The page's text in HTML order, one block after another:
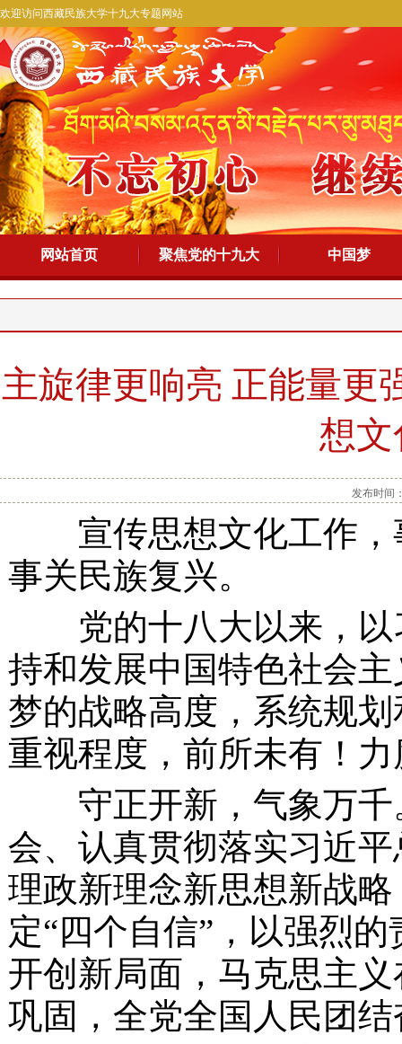
欢迎访问西藏民族大学十九大专题网站
网站首页 聚焦党的十九大 中国梦
主旋律更响亮 正能量
想
发布时间
宣传思想文化工作，
事关民族复兴。
党的十八大以来，以
持和发展中国特色社会
梦的战略高度，系统规
重视程度，前所未有！
守正开新，气象万千
会、认真贯彻落实习近
理政新理念新思想新战
定“四个自信”，以强烈
开创新局面，马克思主
巩固，全党全国人民团